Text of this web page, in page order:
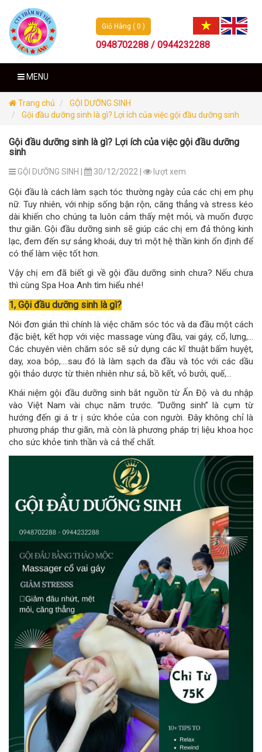
Giỏ Hàng ( 0 )
0948702288 / 0944232288
MENU
Trang chủ
GỘI DƯỠNG SINH
Gội đầu dưỡng sinh là gì? Lợi ích của việc gội đầu dưỡng sinh
Gội đầu dưỡng sinh là gì? Lợi ích của việc gội đầu dưỡng
sinh
GỘI DƯỠNG SINH | 30/12/2022 | lượt xem
Gội đầu là cách làm sạch tóc thường ngày của các chị em phụ
nữ. Tuy nhiên, với nhịp sống bận rộn, căng thẳng và stress kéo
dài khiến cho chúng ta luôn cảm thấy mệt mỏi, và muốn được
thư giãn. Gội đầu dưỡng sinh sẽ giúp các chị em đả thông kinh
lạc, đem đến sự sảng khoái, duy trì một hệ thần kinh ổn định để
có thể làm việc tốt hơn.
Vậy chị em đã biết gì về gội đầu dưỡng sinh chưa? Nếu chưa
thì cùng Spa Hoa Anh tìm hiểu nhé!
1, Gội đầu dưỡng sinh là gì?
Nói đơn giản thì chính là việc chăm sóc tóc và da đầu một cách
đặc biệt, kết hợp với việc massage vùng đầu, vai gáy, cổ, lưng,…
Các chuyên viên chăm sóc sẽ sử dụng các kĩ thuật bấm huyệt,
day, xoa bóp,….sau đó là làm sạch da đầu và tóc với các dầu
gội thảo dược từ thiên nhiên như sả, bồ kết, vỏ bưởi, quế,…
Khái niệm gội đầu dưỡng sinh bắt nguồn từ Ấn Độ và du nhập
vào Việt Nam vài chục năm trước. “Dưỡng sinh” là cụm từ
hướng đến gi á tr ị sức khỏe của con người. Đây không chỉ là
phương pháp thư giãn, mà còn là phương pháp trị liệu khoa học
cho sức khỏe tinh thần và cả thể chất.